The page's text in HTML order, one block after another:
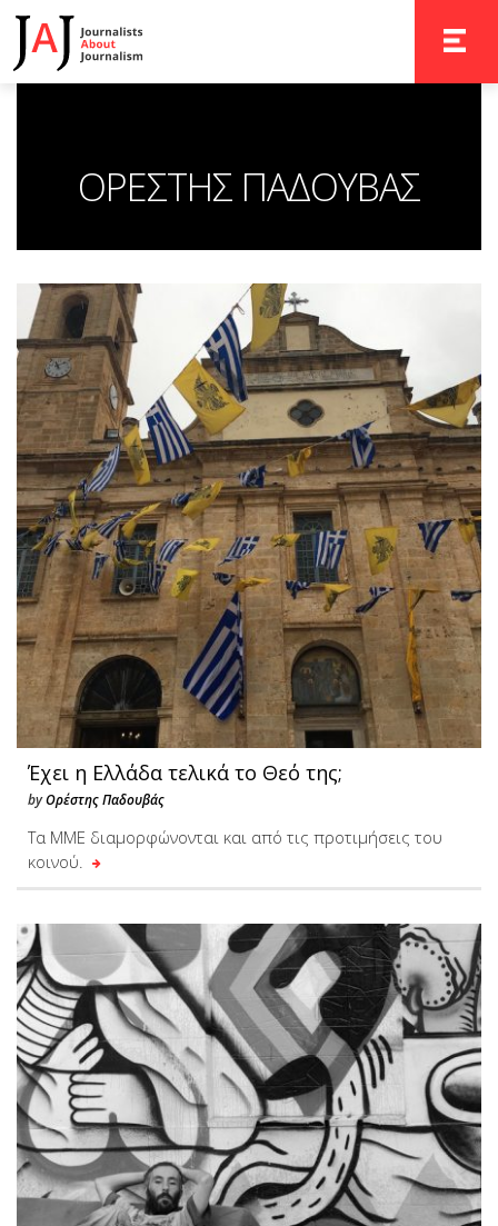
ΟΡΕΣΤΗΣ ΠΑΔΟΥΒΑΣ
Έχει η Ελλάδα τελικά το Θεό της;
byΟρέστης Παδουβάς
Τα ΜΜΕ διαμορφώνονται και από τις προτιμήσεις του
κοινού.